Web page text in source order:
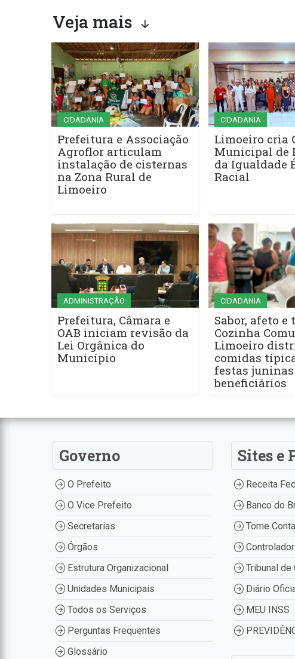
Veja mais
CIDADANIA
Prefeitura e Associação
Agroflor articulam
instalação de cisternas
na Zona Rural de
Limoeiro
CIDADANIA
Limoeiro cria
Municipal de
da Igualdade
Racial
ADMINISTRAÇÃO
Prefeitura, Câmara e
OAB iniciam revisão da
Lei Orgânica do
Município
CIDADANIA
Sabor, afeto e
Cozinha
Limoeiro
comidas
festas
beneficiários
Governo
O Prefeito
O Vice Prefeito
Secretarias
Órgãos
Estrutura Organizacional
Unidades Municipais
Todos os Serviços
Perguntas Frequentes
Glossário
Sites e
Receita
Banco do
Tome Conta
Tribunal de
Diário
MEU INSS